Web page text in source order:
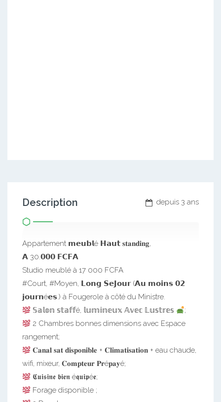
depuis 3 ans
Description
Appartement 𝗺𝗲𝘂𝗯𝗹é 𝗛𝗮𝘂𝘁 𝐬𝐭𝐚𝐧𝐝𝐢𝐧𝐠,
𝗔 30.𝟬𝟬𝟬 𝗙𝗖𝗙𝗔
Studio meublé à 17 000 FCFA
#Court, #Moyen, 𝗟𝗼𝗻𝗴 𝗦𝗲𝗝𝗼𝘂𝗿 (𝗔𝘂 𝗺𝗼𝗶𝗻𝘀 𝟬𝟮
𝗷𝗼𝘂𝗿𝗻é𝗲𝘀.) à Fougerole à côté du Ministre.
𝕊𝕒𝕝𝕠𝕟 𝕤𝕥𝕒𝕗𝕗é, 𝕝𝕦𝕞𝕚𝕟𝕖𝕦𝕩 𝔸𝕧𝕖𝕔 𝕃𝕦𝕤𝕥𝕣𝕖𝕤
;
2 Chambres bonnes dimensions avec Espace
rangement;
𝐂𝐚𝐧𝐚𝐥 𝐬𝐚𝐭 𝐝𝐢𝐬𝐩𝐨𝐧𝐢𝐛𝐥𝐞 + 𝐂𝐥𝐢𝐦𝐚𝐭𝐢𝐬𝐚𝐭𝐢𝐨𝐧 + eau chaude,
wifi, mixeur, 𝐂𝐨𝐦𝐩𝐭𝐞𝐮𝐫 𝐏𝐫é𝐩𝐚𝐲é;
𝕮𝖚𝖎𝖘𝖎𝖓𝖊 𝖇𝖎𝖊𝖓 é𝖖𝖚𝖎𝖕é𝖊;
Forage disponible ;